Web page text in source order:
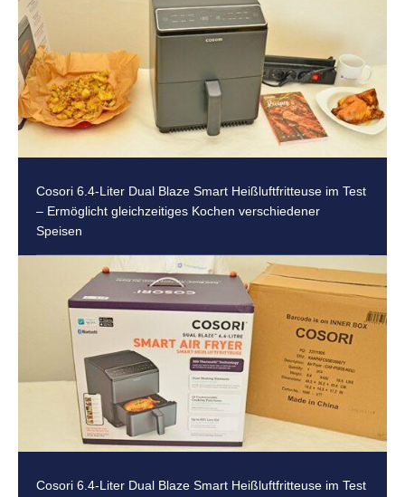
Cosori 6.4-Liter Dual Blaze Smart Heißluftfritteuse im Test
– Ermöglicht gleichzeitiges Kochen verschiedener
Speisen
Cosori 6.4-Liter Dual Blaze Smart Heißluftfritteuse im Test